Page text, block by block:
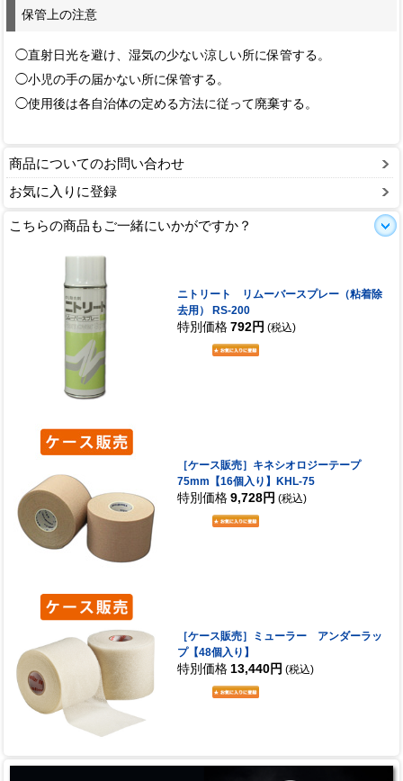
保管上の注意
◯直射日光を避け、湿気の少ない涼しい所に保管する。
◯小児の手の届かない所に保管する。
◯使用後は各自治体の定める方法に従って廃棄する。
商品についてのお問い合わせ
お気に入りに登録
こちらの商品もご一緒にいかがですか？
ニトリート リムーバースプレー（粘着除
去用） RS-200
特別価格 792円 (税込)
［ケース販売］キネシオロジーテープ
75mm【16個入り】KHL-75
特別価格 9,728円 (税込)
［ケース販売］ミューラー アンダーラッ
プ【48個入り】
特別価格 13,440円 (税込)